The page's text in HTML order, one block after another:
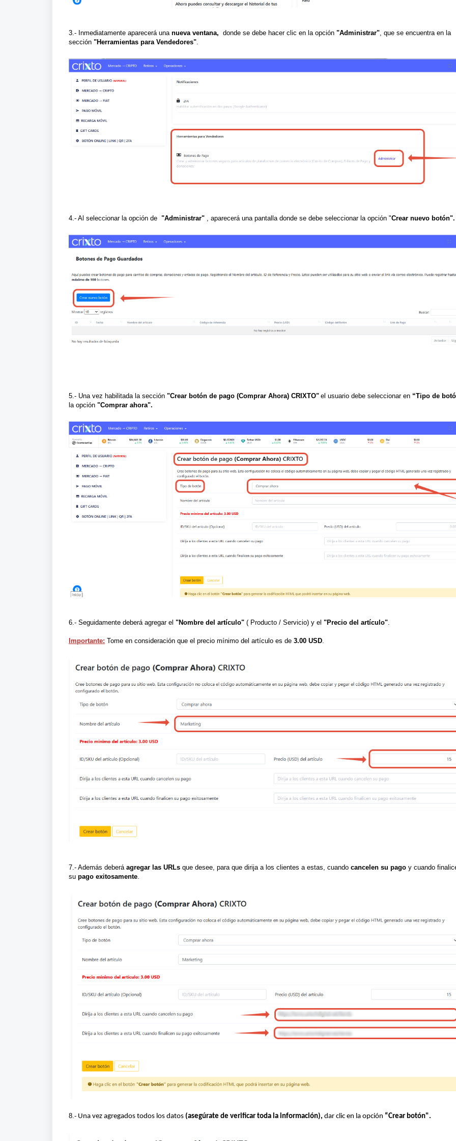
3.- Inmediatamente aparecerá una nueva ventana, donde se debe hacer clic en la opción "Administrar" , que se encuentra en la
sección "Herramientas para Vendedores"
4.- Al seleccionar la opción de "Administrar" , aparecerá una pantalla donde se debe seleccionar la opción "Crear nuevo botón".
5.- Una vez habilitada la sección "Crear botón de pago (Comprar Ahora) CRIXTO" el usuario debe seleccionar en “Tipo de
la opción "Comprar ahora".
6.- Seguidamente deberá agregar el "Nombre del artículo" ( Producto / Servicio) y el "Precio del artículo".
Importante: Tome en consideración que el precio mínimo del artículo es de 3.00 USD.
7.- Además deberá agregar las URLs que desee, para que dirija a los clientes a estas, cuando cancelen su pago y cuando
su pago exitosamente
8.- Una vez agregados todos los datos (asegúrate de verificar toda la información), dar clic en la opción “Crear botón".